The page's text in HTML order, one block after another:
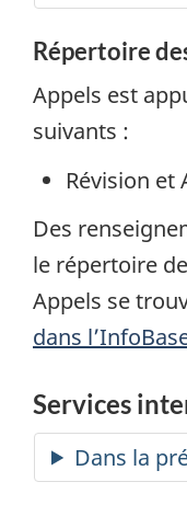
Répertoire
Appels est
suivants :
Révision et
Des
le répertoire
Appels se
dans
Services